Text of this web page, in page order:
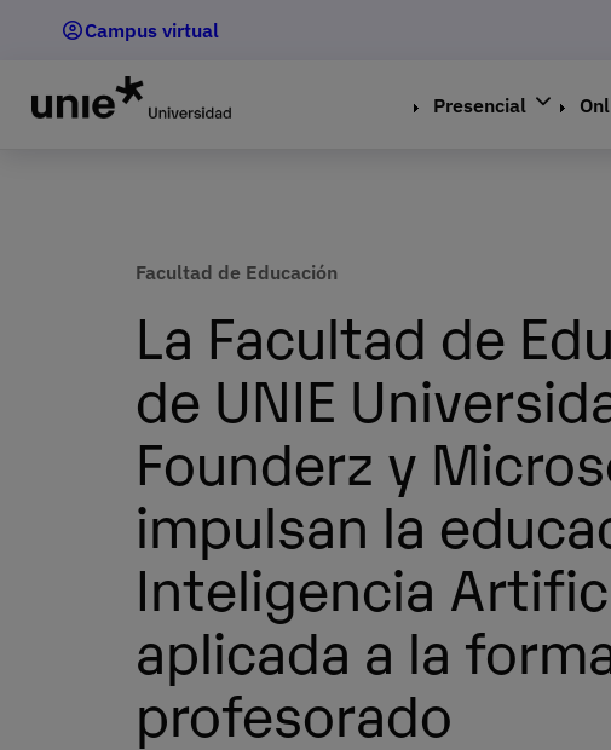
principal
Campus virtual
Presencial
Facultad de Educación
La Facultad de
de UNIE
Founderz y
impulsan la
Inteligencia
aplicada a la
profesorado